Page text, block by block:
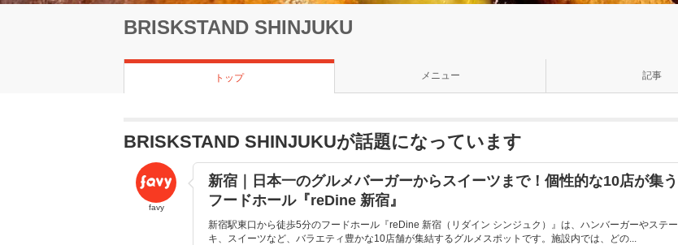
BRISKSTAND SHINJUKU
トップ メニュー 記事
BRISKSTAND SHINJUKUが話題になっています
favy
新宿｜日本一のグルメバーガーからスイーツまで！個性的な10店が集う
フードホール『reDine 新宿』
新宿駅東口から徒歩5分のフードホール『reDine 新宿（リダイン シンジュク）』は、ハンバーガーやステー
キ、スイーツなど、バラエティ豊かな10店舗が集結するグルメスポットです。施設内では、どの...